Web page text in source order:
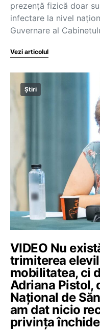
prezență fizică doar
infectare la nivel
Guvernare al
Vezi articolul
Știri
VIDEO Nu
trimiterea
mobilitatea, ci
Adriana Pistol,
Național de
am dat nicio
privința